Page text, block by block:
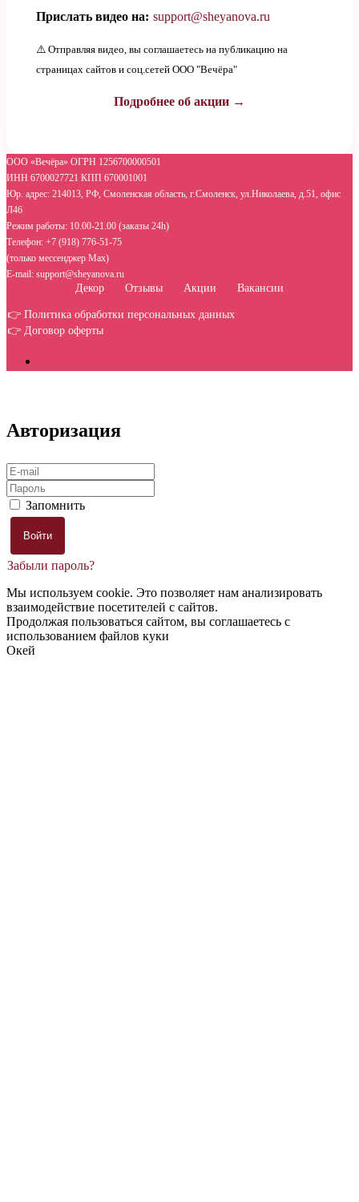
Прислать видео на: support@sheyanova.ru
⚠️ Отправляя видео, вы соглашаетесь на публикацию на
страницах сайтов и соц.сетей ООО "Вечёра"
Подробнее об акции →
ООО «Вечёра» ОГРН 1256700000501
ИНН 6700027721 КПП 670001001
Юр. адрес: 214013, РФ, Смоленская область, г.Смоленск, ул.Николаева, д.51, офис
Л46
Режим работы: 10.00-21.00 (заказы 24h)
Телефон: +7 (918) 776-51-75
(только мессенджер Max)
E-mail: support@sheyanova.ru
Декор Отзывы Акции Вакансии
👉 Политика обработки персональных данных
👉 Договор оферты
Авторизация
Запомнить
Забыли пароль?
Мы используем cookie. Это позволяет нам анализировать
взаимодействие посетителей с сайтов.
Продолжая пользоваться сайтом, вы соглашаетесь с
использованием файлов куки
Окей